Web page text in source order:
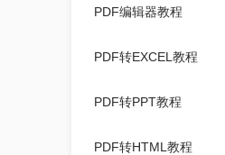
PDF编辑器教程
PDF转EXCEL教程
PDF转PPT教程
PDF转HTML教程